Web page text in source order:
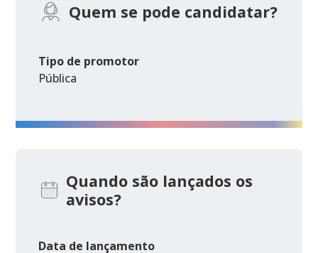
Quem se pode candidatar?
Tipo de promotor
Pública
Quando são lançados os
avisos?
Data de lançamento